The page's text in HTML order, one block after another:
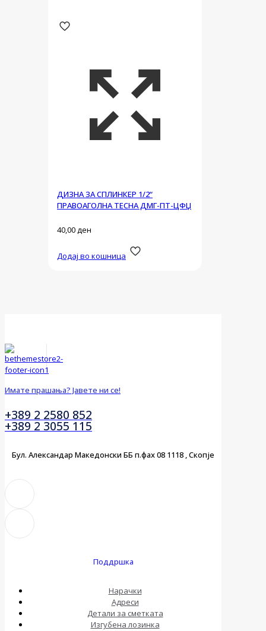
ДИЗНА ЗА СПЛИНКЕР 1/2“
ПРАВОАГОЛНА ТЕСНА ДМГ-ПТ-ЦФЏ
40,00ден
Додај во кошница
Имате прашања? Јавете ни се!
+389 2 2580 852
+389 2 3055 115
Бул. Александар Македонски ББ п.фах 08 1118 , Скопје
Поддршка
Нарачки
Адреси
Детали за сметката
Изгубена лозинка